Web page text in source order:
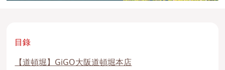
目錄
【道頓堀】GiGO大阪道頓堀本店